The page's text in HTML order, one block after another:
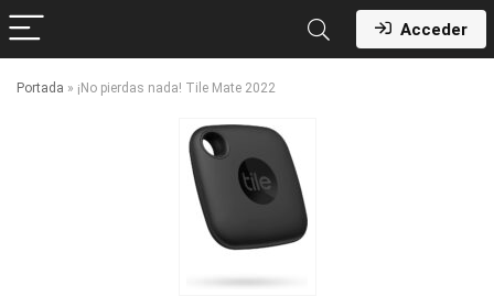
Acceder
Portada » ¡No pierdas nada! Tile Mate 2022